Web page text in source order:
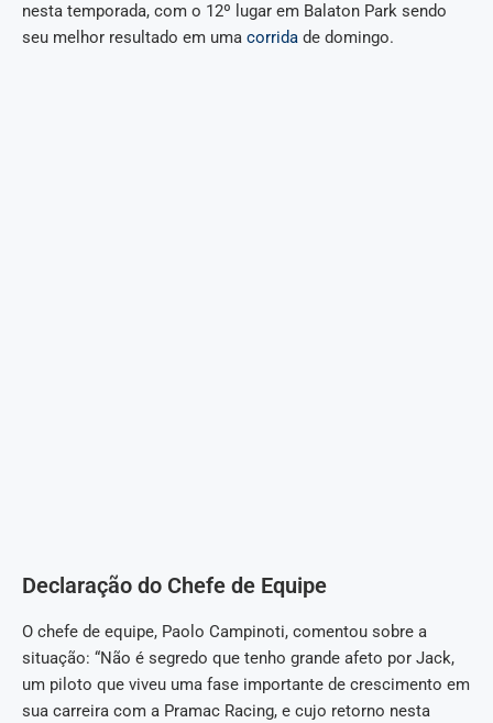
nesta temporada, com o 12º lugar em Balaton Park sendo
seu melhor resultado em uma corrida de domingo.
Declaração do Chefe de Equipe
O chefe de equipe, Paolo Campinoti, comentou sobre a
situação: “Não é segredo que tenho grande afeto por Jack,
um piloto que viveu uma fase importante de crescimento em
sua carreira com a Pramac Racing, e cujo retorno nesta